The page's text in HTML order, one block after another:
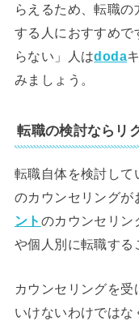
らえるため、転職
する人におすすめで
らない」人はdoda
みましょう。
転職の検討ならリ
転職自体を検討して
のカウンセリングが
ント のカウンセリン
や個人別に転職する
カウンセリングを
いけないわけでは